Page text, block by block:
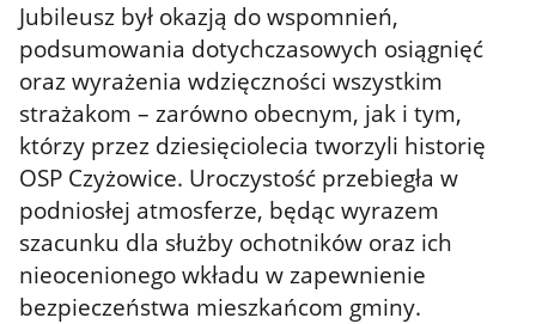
Jubileusz był okazją do wspomnień,
podsumowania dotychczasowych osiągnięć
oraz wyrażenia wdzięczności wszystkim
strażakom – zarówno obecnym, jak i tym,
którzy przez dziesięciolecia tworzyli historię
OSP Czyżowice. Uroczystość przebiegła w
podniosłej atmosferze, będąc wyrazem
szacunku dla służby ochotników oraz ich
nieocenionego wkładu w zapewnienie
bezpieczeństwa mieszkańcom gminy.